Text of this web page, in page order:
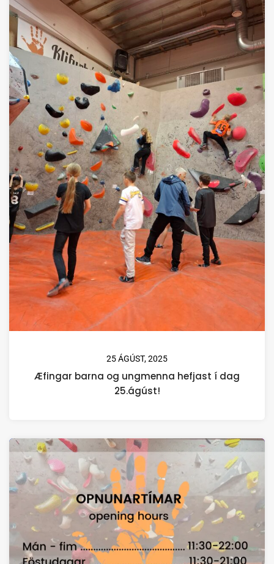
25 ÁGÚST, 2025
Æfingar barna og ungmenna hefjast í dag
25.ágúst!